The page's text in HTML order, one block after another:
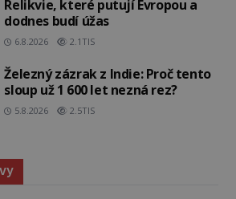
Relikvie, které putují Evropou a
dodnes budí úžas
6.8.2026 2.1TIS
Železný zázrak z Indie: Proč tento
sloup už 1 600 let nezná rez?
5.8.2026 2.5TIS